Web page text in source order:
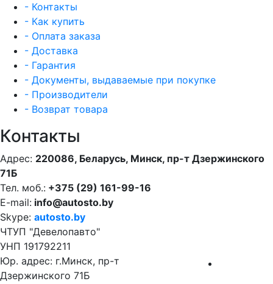
- Контакты
- Как купить
- Оплата заказа
- Доставка
- Гарантия
- Документы, выдаваемые при покупке
- Производители
- Возврат товара
Контакты
Адрес: 220086, Беларусь, Минск, пр-т Дзержинского
71Б
Тел. моб.: +375 (29) 161-99-16
E-mail: info@autosto.by
Skype: autosto.by
ЧТУП "Девелопавто"
УНП 191792211
Юр. адрес: г.Минск, пр-т
Дзержинского 71Б